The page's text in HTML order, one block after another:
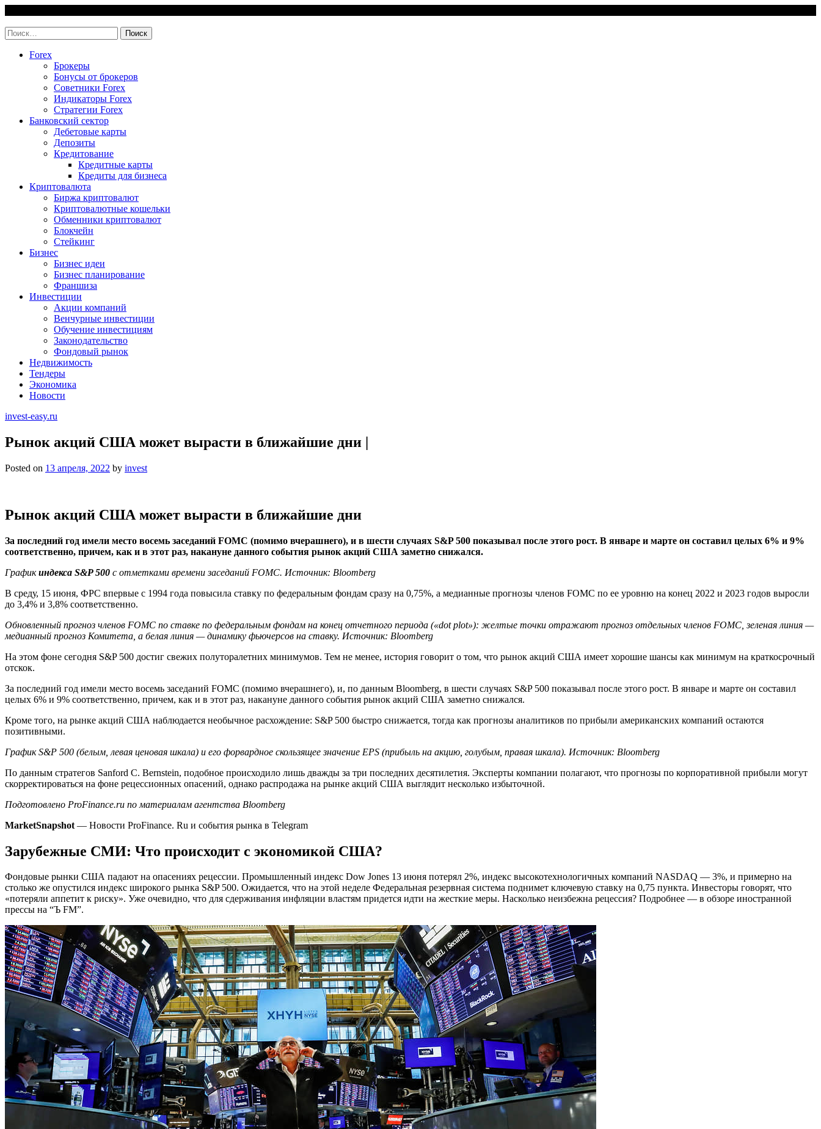
content
Найти:
Forex
Брокеры
Бонусы от брокеров
Советники Forex
Индикаторы Forex
Стратегии Forex
Банковский сектор
Дебетовые карты
Депозиты
Кредитование
Кредитные карты
Кредиты для бизнеса
Криптовалюта
Биржа криптовалют
Криптовалютные кошельки
Обменники криптовалют
Блокчейн
Стейкинг
Бизнес
Бизнес идеи
Бизнес планирование
Франшиза
Инвестиции
Акции компаний
Венчурные инвестиции
Обучение инвестициям
Законодательство
Фондовый рынок
Недвижимость
Тендеры
Экономика
Новости
invest-easy.ru
Рынок акций США может вырасти в ближайшие дни |
Posted on 13 апреля, 2022 by invest
Рынок акций США может вырасти в ближайшие дни
За последний год имели место восемь заседаний FOMC (помимо вчерашнего), и в шести случаях S&P 500 показывал после этого рост. В январе и марте он составил целых 6% и 9%
соответственно, причем, как и в этот раз, накануне данного события рынок акций США заметно снижался.
Графикиндекса S&P 500 с отметками времени заседаний FOMC. Источник: Bloomberg
В среду, 15 июня, ФРС впервые с 1994 года повысила ставку по федеральным фондам сразу на 0,75%, а медианные прогнозы членов FOMC по ее уровню на конец 2022 и 2023 годов выросли
до 3,4% и 3,8% соответственно.
Обновленный прогноз членов FOMC по ставке по федеральным фондам на конец отчетного периода («dot plot»): желтые точки отражают прогноз отдельных членов FOMC, зеленая линия —
медианный прогноз Комитета, а белая линия — динамику фьючерсов на ставку. Источник: Bloomberg
На этом фоне сегодня S&P 500 достиг свежих полуторалетних минимумов. Тем не менее, история говорит о том, что рынок акций США имеет хорошие шансы как минимум на краткосрочный
отскок.
За последний год имели место восемь заседаний FOMC (помимо вчерашнего), и, по данным Bloomberg, в шести случаях S&P 500 показывал после этого рост. В январе и марте он составил
целых 6% и 9% соответственно, причем, как и в этот раз, накануне данного события рынок акций США заметно снижался.
Кроме того, на рынке акций США наблюдается необычное расхождение: S&P 500 быстро снижается, тогда как прогнозы аналитиков по прибыли американских компаний остаются
позитивными.
График S&P 500 (белым, левая ценовая шкала) и его форвардное скользящее значение EPS (прибыль на акцию, голубым, правая шкала). Источник: Bloomberg
По данным стратегов Sanford C. Bernstein, подобное происходило лишь дважды за три последних десятилетия. Эксперты компании полагают, что прогнозы по корпоративной прибыли могут
скорректироваться на фоне рецессионных опасений, однако распродажа на рынке акций США выглядит несколько избыточной.
Подготовлено ProFinance.ru по материалам агентства Bloomberg
MarketSnapshot — Новости ProFinance. Ru и события рынка в Telegram
Зарубежные СМИ: Что происходит с экономикой США?
Фондовые рынки США падают на опасениях рецессии. Промышленный индекс Dow Jones 13 июня потерял 2%, индекс высокотехнологичных компаний NASDAQ — 3%, и примерно на
столько же опустился индекс широкого рынка S&P 500. Ожидается, что на этой неделе Федеральная резервная система поднимет ключевую ставку на 0,75 пункта. Инвесторы говорят, что
«потеряли аппетит к риску». Уже очевидно, что для сдерживания инфляции властям придется идти на жесткие меры. Насколько неизбежна рецессия? Подробнее — в обзоре иностранной
прессы на “Ъ FM”.